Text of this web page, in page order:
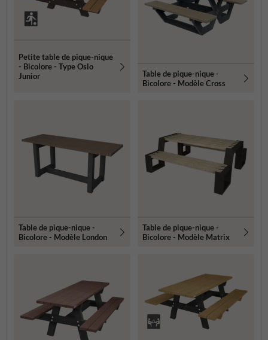
Petite table de pique-nique
- Bicolore - Type Oslo
Junior
Table de pique-nique -
Bicolore - Modèle Cross
Table de pique-nique -
Bicolore - Modèle London
Table de pique-nique -
Bicolore - Modèle Matrix